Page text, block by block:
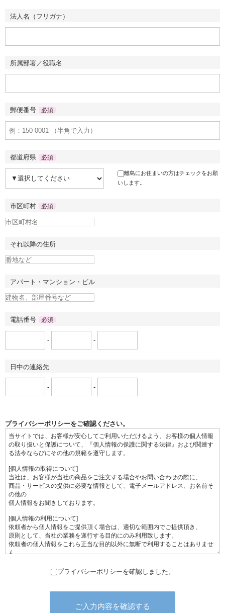
法人名（フリガナ）
所属部署／役職名
郵便番号 必須
都道府県 必須
離島にお住まいの方はチェックをお願
いします。
市区町村 必須
それ以降の住所
アパート・マンション・ビル
電話番号 必須
- -
日中の連絡先
- -
プライバシーポリシーをご確認ください。
プライバシーポリシーを確認しました。